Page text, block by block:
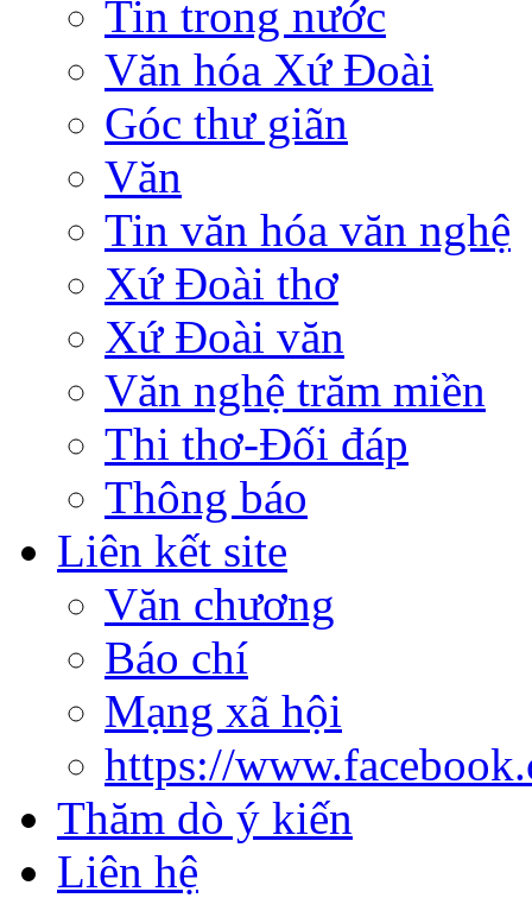
Tin trong nước
Văn hóa Xứ Đoài
Góc thư giãn
Văn
Tin văn hóa văn nghệ
Xứ Đoài thơ
Xứ Đoài văn
Văn nghệ trăm miền
Thi thơ-Đối đáp
Thông báo
Liên kết site
Văn chương
Báo chí
Mạng xã hội
https://
Thăm dò ý kiến
Liên hệ